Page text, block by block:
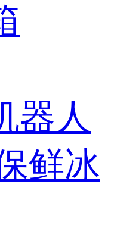
器人
鲜冰